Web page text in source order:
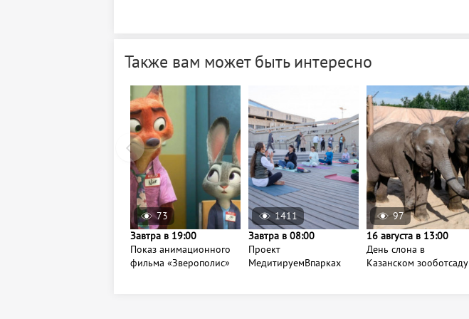
Также вам может быть интересно
73
Завтра в 19:00
Показ анимационного
фильма «Зверополис»
1411
Завтра в 08:00
Проект
МедитируемВпарках
97
16 августа в 13:00
День слона в
Казанском зооботсаду